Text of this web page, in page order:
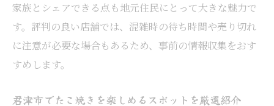
家族とシェアできる点も地元住民にとって大きな魅力で
す。評判の良い店舗では、混雑時の待ち時間や売り切れ
に注意が必要な場合もあるため、事前の情報収集をおす
すめします。
君津市でたこ焼きを楽しめるスポットを厳選紹介